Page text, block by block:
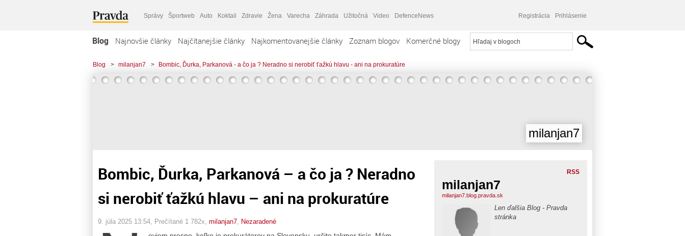
Správy Športweb Auto Koktail Zdravie Žena Varecha Záhrada Užitočná Video DefenceNews Registrácia Prihlásenie
Blog Najnovšie články Najčítanejšie články Najkomentovanejšie články Zoznam blogov Komerčné blogy
Blog > milanjan7 > Bombic, Ďurka, Parkanová - a čo ja ? Neradno si nerobiť ťažkú hlavu - ani na prokuratúre
milanjan7
Bombic, Ďurka, Parkanová – a čo ja ? Neradno
si nerobiť ťažkú hlavu – ani na prokuratúre
9. júla 2025 13:54 , Prečítané 1 782x, milanjan7 Nezaradené
RSS
milanjan7
milanjan7.blog.pravda.sk
Len ďalšia Blog - Pravda
stránka